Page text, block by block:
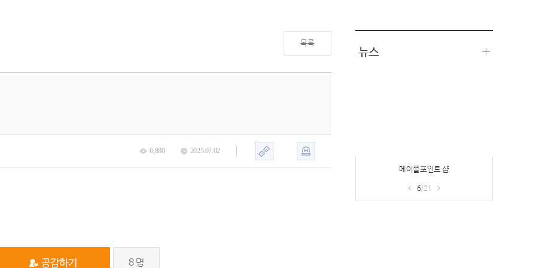
목록
6,880 2025.07.02
8명
뉴스
헤이즐의 부탁
7/21